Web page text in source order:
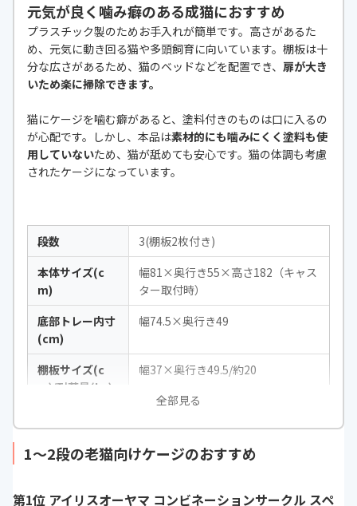
元気が良く噛み癖のある成猫におすすめ
プラスチック製のためお手入れが簡単です。高さがあるた
め、元気に動き回る猫や多頭飼育に向いています。棚板は十
分な広さがあるため、猫のベッドなどを配置でき、 扉が大き
いため楽に掃除できます。
猫にケージを噛む癖があると、塗料付きのものは口に入るの
が心配です。しかし、本品は素材的にも噛みにくく塗料も使
用していないため、猫が舐めても安心です。猫の体調も考慮
されたケージになっています。
段数
3(棚板2枚付き)
本体サイズ(c
m)
幅81×奥行き55×高さ182（キャス
ター取付時）
底部トレー内寸
(cm)
幅74.5×奥行き49
棚板サイズ(c
m)/耐荷量(kg)
幅37×奥行き49.5/約20
本体重量(kg)
約20
全部見る
1〜2段の老猫向けケージのおすすめ
第1位 アイリスオーヤマ コンビネーションサークル スペ